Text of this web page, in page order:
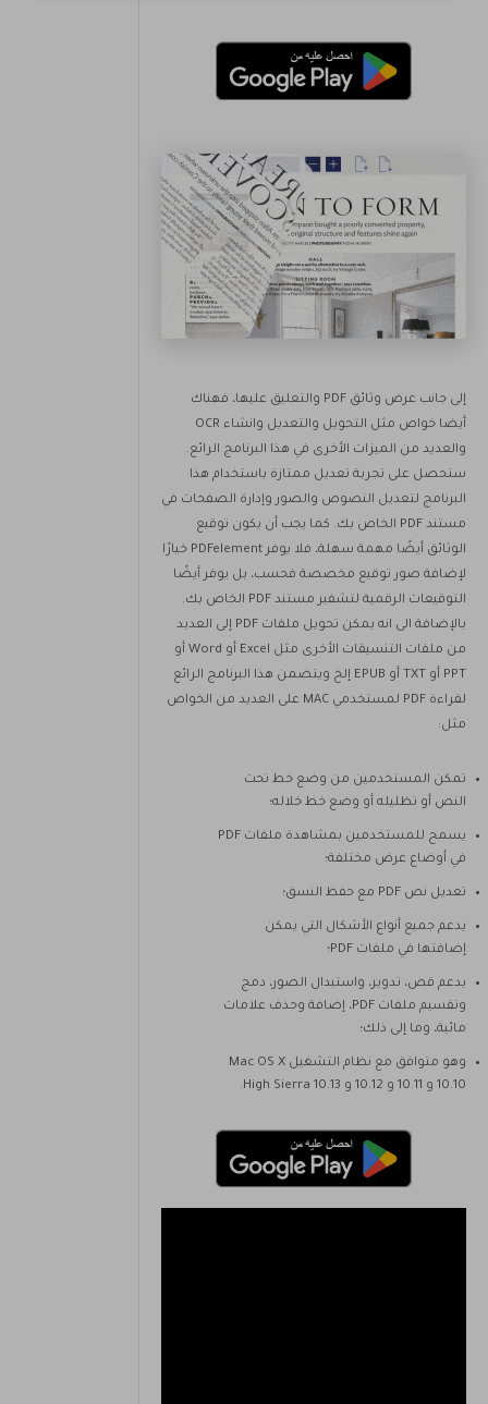
إلى جانب عرض وثائق PDF والتعليق عليها، فهناك
أيضا خواص مثل التحويل والتعديل وانشاء OCR
والعديد من الميزات الأخرى في هذا البرنامج الرائع.
ستحصل على تجربة تعديل ممتازة باستخدام هذا
البرنامج لتعديل النصوص والصور وإدارة الصفحات في
مستند PDF الخاص بك. كما يجب أن يكون توقيع
الوثائق أيضًا مهمة سهلة، فلا يوفر PDFelement خيارًا
لإضافة صور توقيع مخصصة فحسب، بل يوفر أيضًا
التوقيعات الرقمية لتشفير مستند PDF الخاص بك.
بالإضافة الى انه يمكن تحويل ملفات PDF إلى العديد
من ملفات التنسيقات الأخرى مثل Excel أو Word أو
PPT أو TXT أو EPUB إلخ ويتضمن هذا البرنامج الرائع
لقراءة PDF لمستخدمي MAC على العديد من الخواص
مثل:
تمكن المستخدمين من وضع خط تحت
النص أو تظليله أو وضع خط خلاله؛
يسمح للمستخدمين بمشاهدة ملفات PDF
في أوضاع عرض مختلفة؛
تعديل نص PDF مع حفظ النسق؛
يدعم جميع أنواع الأشكال التي يمكن
إضافتها في ملفات PDF؛
يدعم قص، تدوير، واستبدال الصور، دمج
وتقسيم ملفات PDF، إضافة وحذف علامات
مائية، وما إلى ذلك؛
وهو متوافق مع نظام التشغيل Mac OS X
10.10 و 10.11 و 10.12 و 10.13 High Sierra.